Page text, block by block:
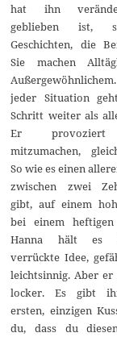
hat ihn
geblieben ist,
Geschichten, die
Sie machen
jeder Situation
Schritt weiter als
Er provoziert
mitzumachen,
So wie es einen
zwischen zwei
gibt, auf einem
bei einem
Hanna hält es
verrückte Idee,
leichtsinnig. Aber er
locker. Es gibt
ersten, einzigen
du, dass du